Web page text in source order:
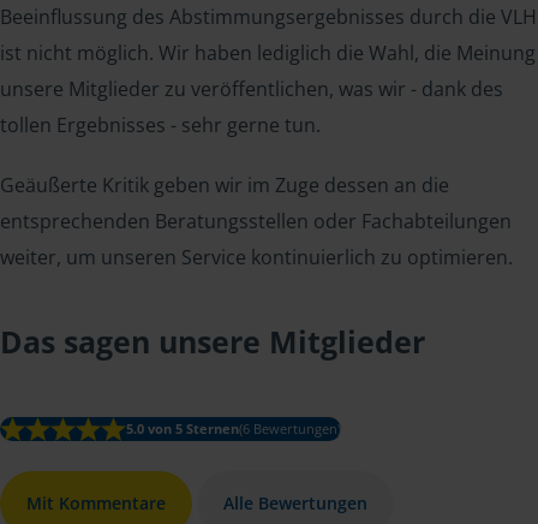
Beeinflussung des Abstimmungsergebnisses durch die VLH
ist nicht möglich. Wir haben lediglich die Wahl, die Meinung
unsere Mitglieder zu veröffentlichen, was wir - dank des
tollen Ergebnisses - sehr gerne tun.
Geäußerte Kritik geben wir im Zuge dessen an die
entsprechenden Beratungsstellen oder Fachabteilungen
weiter, um unseren Service kontinuierlich zu optimieren.
Das sagen unsere Mitglieder
5.0 von 5 Sternen(6 Bewertungen)
Mit Kommentare Alle Bewertungen